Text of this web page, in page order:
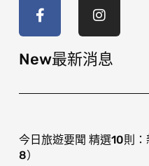
c
o
-
s
g
r
m
New最新消息
今日旅遊要聞 精選10則
8）